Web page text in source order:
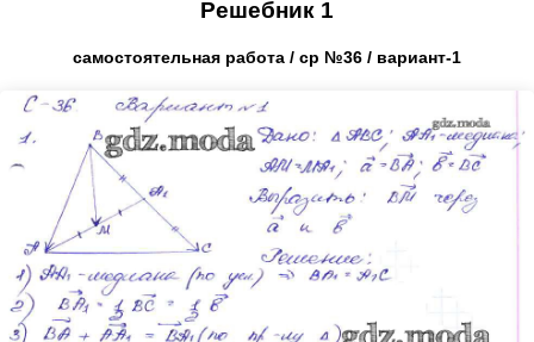
Решебник 1
самостоятельная работа / ср №36 / вариант-1